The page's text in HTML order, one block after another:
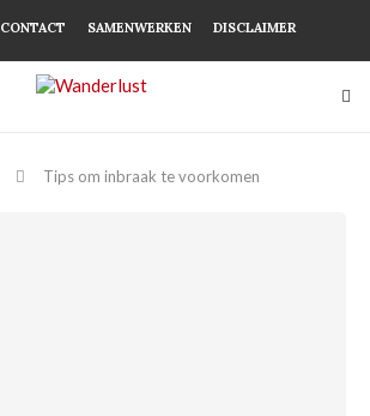
CONTACT SAMENWERKEN DISCLAIMER
Tips om inbraak te voorkomen